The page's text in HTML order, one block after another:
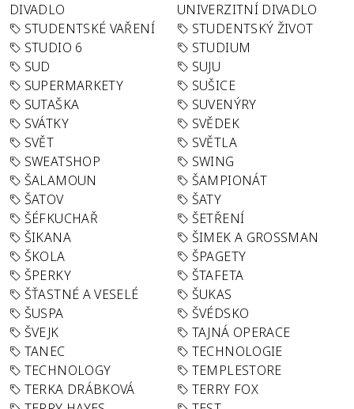
DIVADLO
UNIVERZITNÍ DIVADLO
STUDENTSKÉ VAŘENÍ
STUDENTSKÝ ŽIVOT
STUDIO 6
STUDIUM
SUD
SUJU
SUPERMARKETY
SUŠICE
SUTAŠKA
SUVENÝRY
SVÁTKY
SVĚDEK
SVĚT
SVĚTLA
SWEATSHOP
SWING
ŠALAMOUN
ŠAMPIONÁT
ŠATOV
ŠATY
ŠÉFKUCHAŘ
ŠETŘENÍ
ŠIKANA
ŠIMEK A GROSSMAN
ŠKOLA
ŠPAGETY
ŠPERKY
ŠTAFETA
ŠŤASTNÉ A VESELÉ
ŠUKAS
ŠUSPA
ŠVÉDSKO
ŠVEJK
TAJNÁ OPERACE
TANEC
TECHNOLOGIE
TECHNOLOGY
TEMPLESTORE
TERKA DRÁBKOVÁ
TERRY FOX